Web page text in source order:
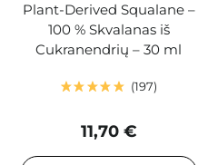
Plant-Derived Squalane –
100 % Skvalanas iš
Cukranendrių – 30 ml
197
11,70 €